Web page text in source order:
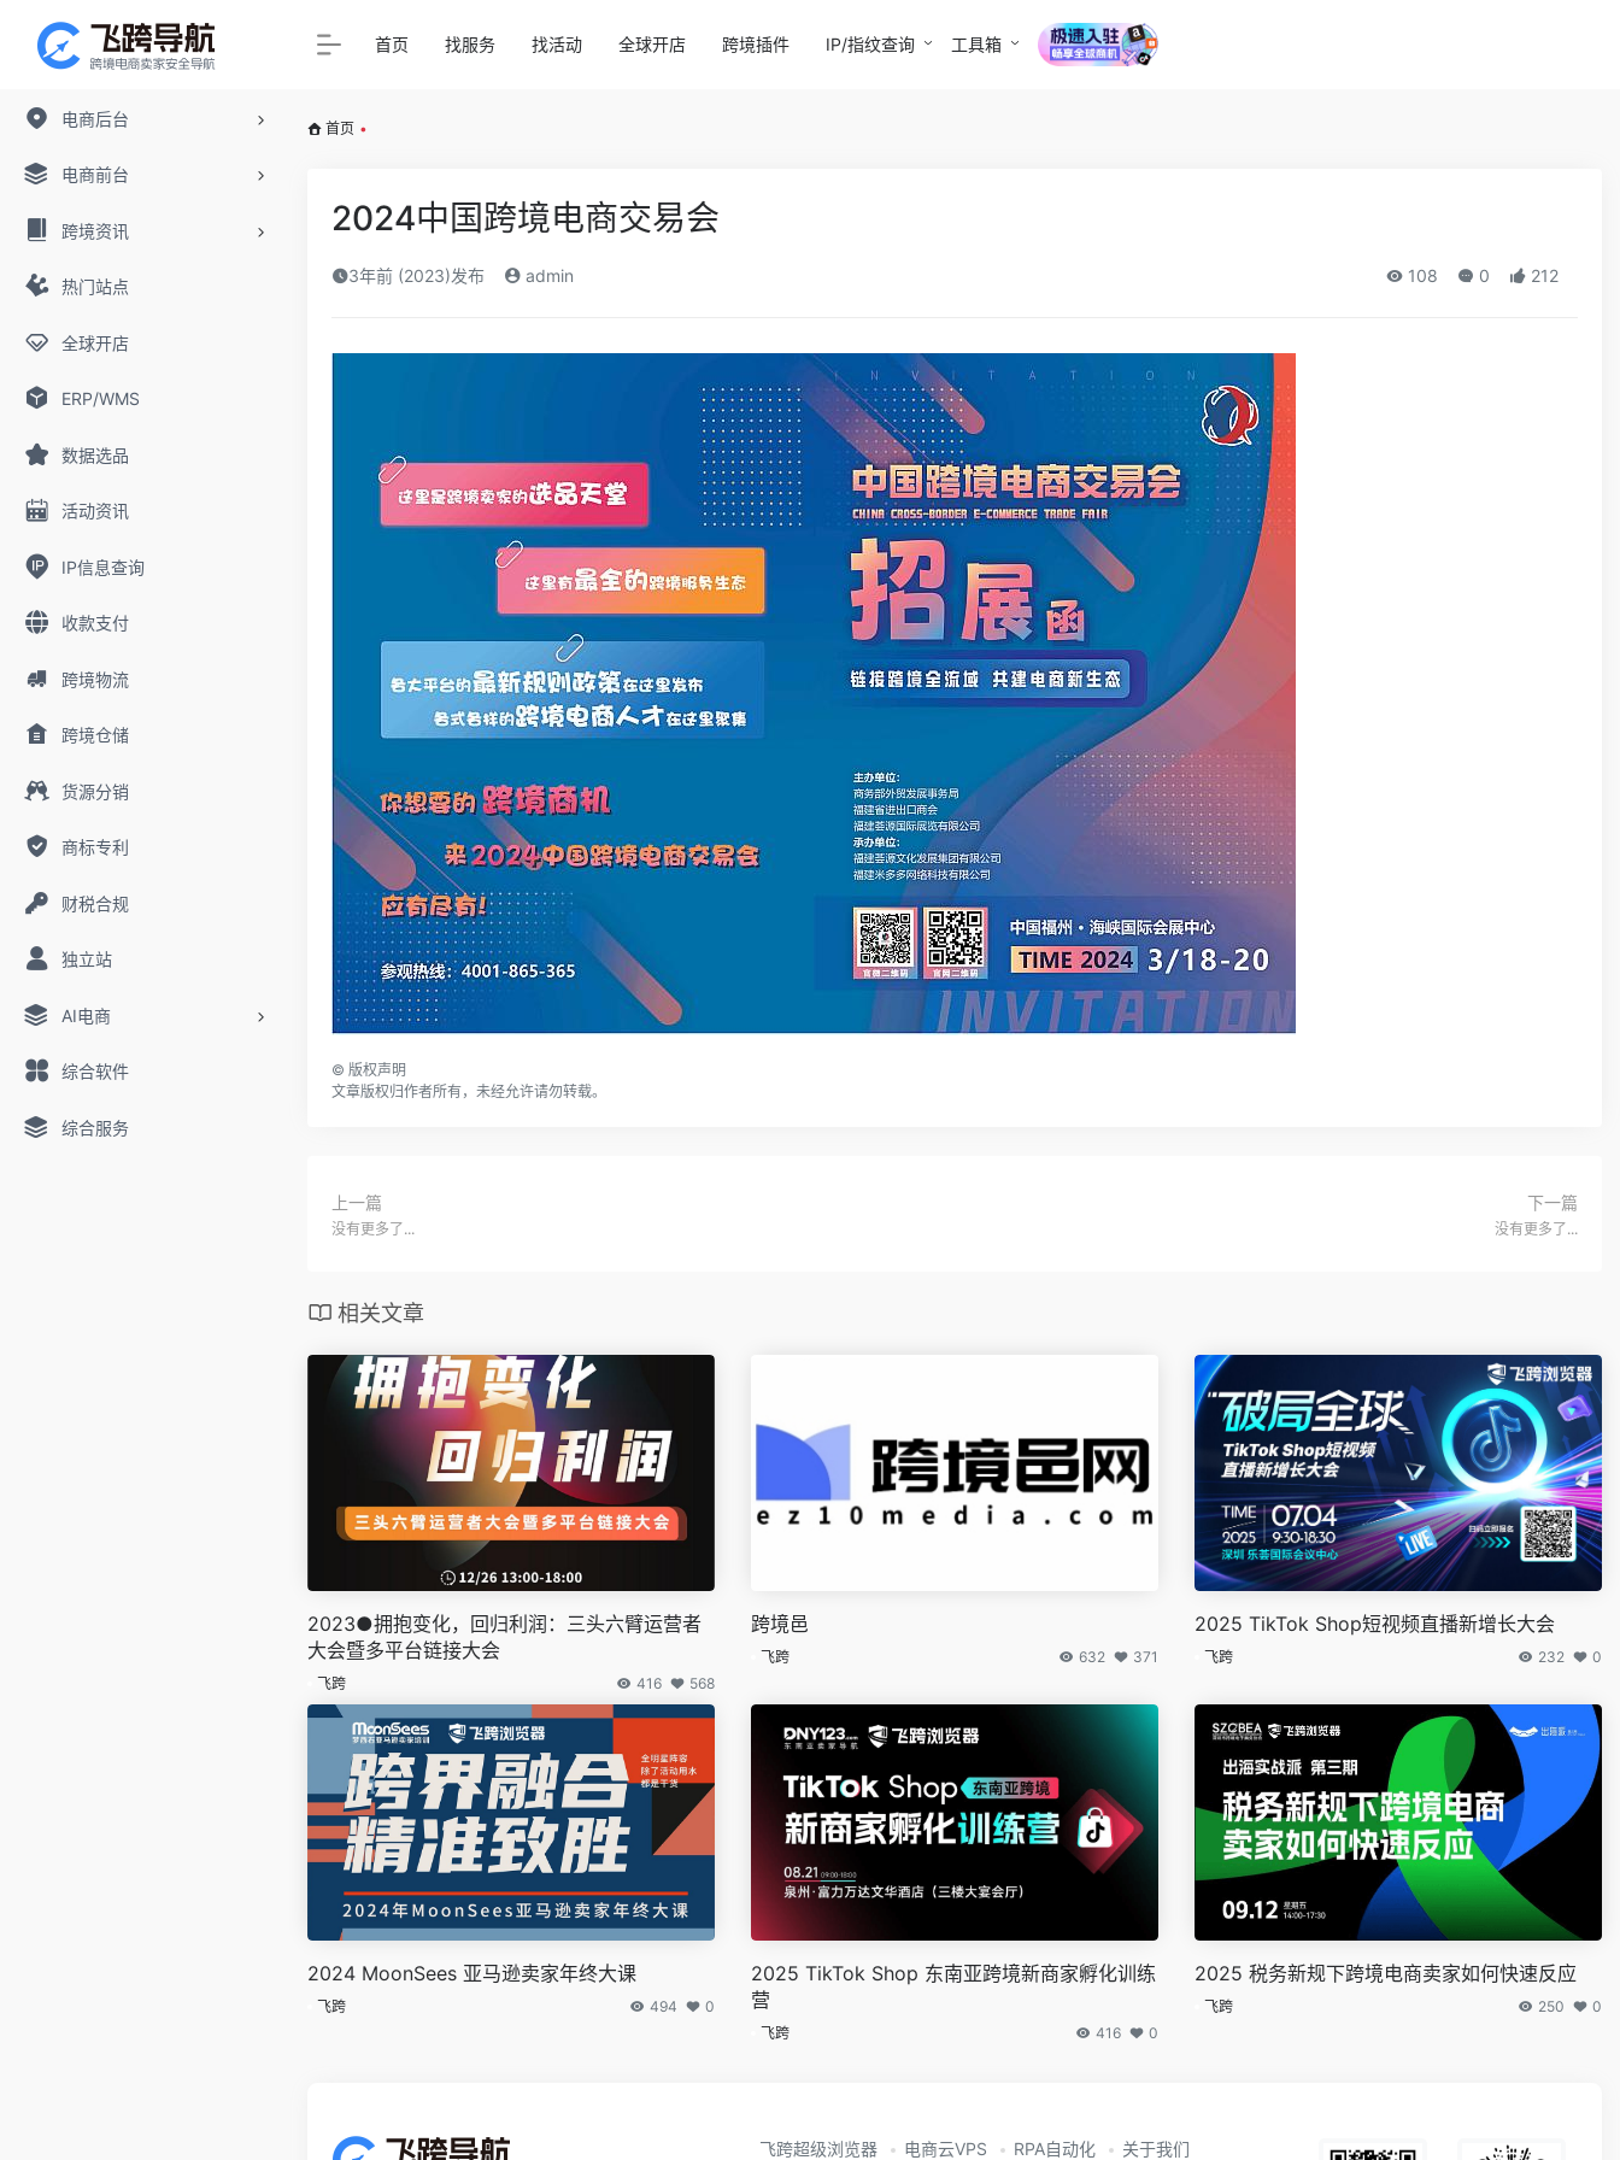
电商后台
电商前台
跨境资讯
热门站点
全球开店
ERP/WMS
数据选品
活动资讯
IP信息查询
收款支付
跨境物流
跨境仓储
货源分销
商标专利
财税合规
独立站
AI电商
综合软件
综合服务
首页 找服务 找活动 全球开店 跨境插件 IP/指纹查询 工具箱
首页 •
2024中国跨境电商交易会
3年前 (2023)发布 admin 108 0 212
© 版权声明
文章版权归作者所有，未经允许请勿转载。
上一篇
没有更多了...
下一篇
没有更多了...
相关文章
2023●拥抱变化，回归利润：三头六臂运营者
大会暨多平台链接大会
飞跨 416 568
跨境邑
飞跨 632 371
2025 TikTok Shop短视频直播新增长大会
飞跨 232 0
2024 MoonSees 亚马逊卖家年终大课
飞跨 494 0
2025 TikTok Shop 东南亚跨境新商家孵化训练
营
飞跨 416 0
2025 税务新规下跨境电商卖家如何快速反应
飞跨 250 0
飞跨超级浏览器 电商云VPS RPA自动化 关于我们